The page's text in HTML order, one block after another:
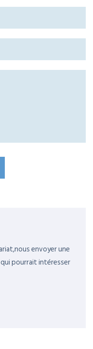
envoyer une
pourrait intéresser